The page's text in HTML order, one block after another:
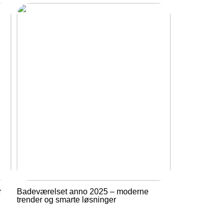
Badeværelset anno 2025 – moderne
trender og smarte løsninger